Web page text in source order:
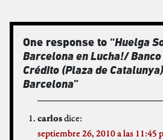
One response to “Huelga
Barcelona en Lucha!/
Crédito (Plaza de
Barcelona”
carlosdice:
septiembre 26, 2010 a las 11:45